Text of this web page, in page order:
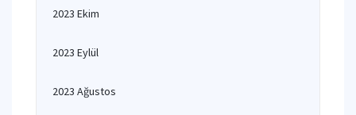
2023 Ekim
2023 Eylül
2023 Ağustos